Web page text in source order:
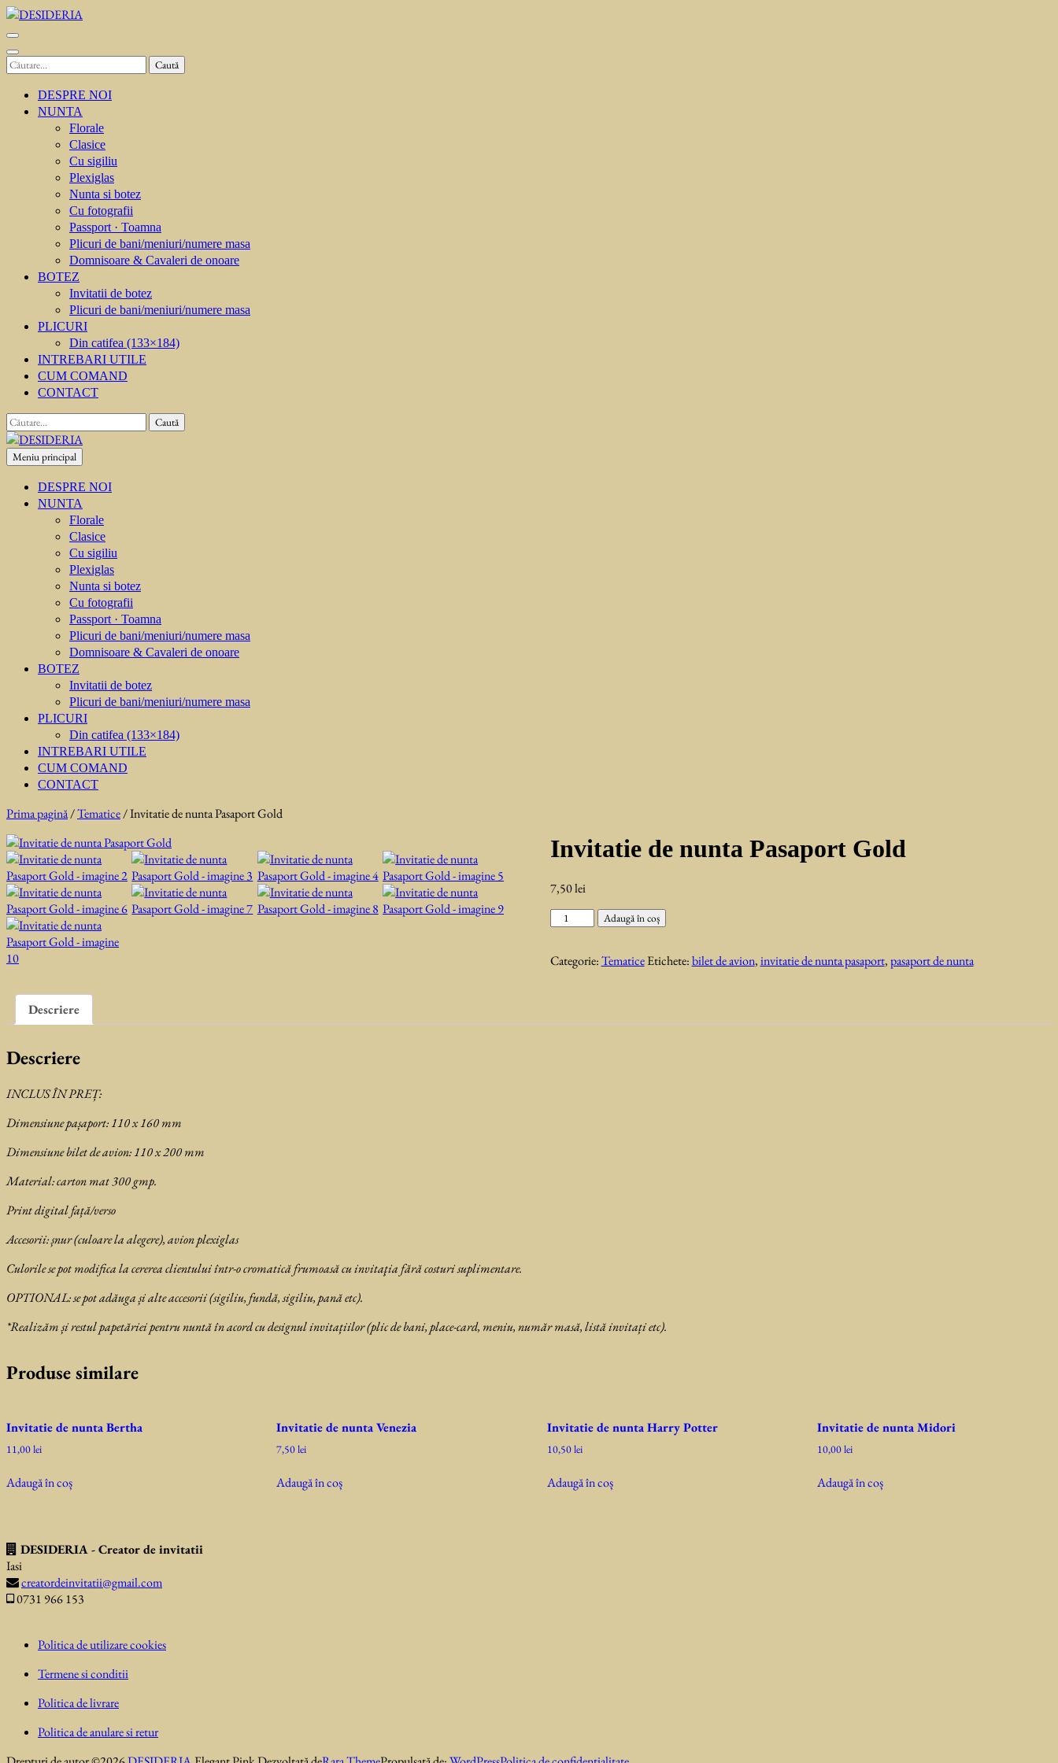
Sari
la
conținut
(apasă
Caută
DESPRE NOI
NUNTA
Florale
Clasice
Cu sigiliu
Plexiglas
Nunta si botez
Cu fotografii
Passport · Toamna
Plicuri de bani/meniuri/numere masa
Domnisoare & Cavaleri de onoare
BOTEZ
Invitatii de botez
Plicuri de bani/meniuri/numere masa
PLICURI
Din catifea (133×184)
INTREBARI UTILE
CUM COMAND
CONTACT
Caută
după:
DESIDERIA
Creator de invitati
Meniu principal
DESPRE NOI
NUNTA
Florale
Clasice
Cu sigiliu
Plexiglas
Nunta si botez
Cu fotografii
Passport · Toamna
Plicuri de bani/meniuri/numere masa
Domnisoare & Cavaleri de onoare
BOTEZ
Invitatii de botez
Plicuri de bani/meniuri/numere masa
PLICURI
Din catifea (133×184)
INTREBARI UTILE
CUM COMAND
CONTACT
Prima pagină/Tematice/ Invitatie de nunta Pasaport Gold
Invitatie de nunta Pasaport Gold
7,50lei
Cantitate
nunta
Adaugă în coș
Categorie:Tematice Etichete:bilet de avion,invitatie de nunta pasaport,pasaport de nunta
Descriere
Descriere
INCLUS ÎN PREȚ:
Dimensiune pașaport: 110 x 160 mm
Dimensiune bilet de avion: 110 x 200 mm
Material: carton mat 300 gmp.
Print digital față/verso
Accesorii: șnur (culoare la alegere), avion plexiglas
Culorile se pot modifica la cererea clientului într-o cromatică frumoasă cu invitaţia fără costuri suplimentare.
OPTIONAL: sepot adăuga și alte accesorii (sigiliu, fundă, sigiliu, pană etc).
*Realizăm și restul papetăriei pentru nuntă în acord cu designul invitațiilor (plic de bani, place-card, meniu, număr masă, listă invitați etc).
Produse similare
Invitatie de nunta Bertha
11,00lei
Adaugă în coș
Invitatie de nunta Venezia
7,50lei
Adaugă în coș
Invitatie de nunta Harry Potter
10,50lei
Adaugă în coș
Invitatie de nunta Midori
10,00lei
Adaugă în coș
DESIDERIA - Creator de invitatii
Iasi
creatordeinvitatii@gmail.com
0731 966 153
Politica de utilizare cookies
Termene si conditii
Politica de livrare
Politica de anulare si retur